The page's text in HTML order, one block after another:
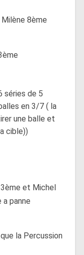
8ème
séries de 5
en 3/7 ( la
une balle et
cible))
3ème et Michel
a panne
la Percussion